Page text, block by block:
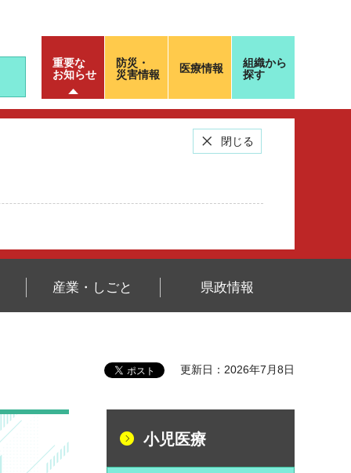
重要な
お知らせ
閉じる
防災・
災害情報
医療情報
組織から
探す
産業・しごと 県政情報
更新日：2026年7月8日
小児医療